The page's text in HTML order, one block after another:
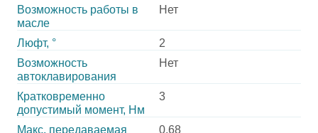
Возможность работы в
масле
Нет
Люфт, °
2
Возможность
автоклавирования
Нет
Кратковременно
допустимый момент, Нм
3
Макс. передаваемая
0.68